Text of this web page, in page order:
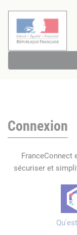
Connexion
FranceConnect
sécuriser et